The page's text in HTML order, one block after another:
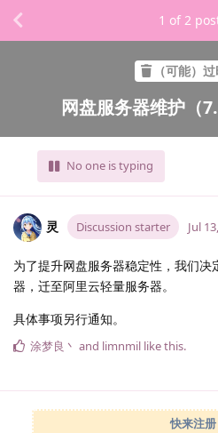
（可能）
网盘服务器维护（
No one is typing
1 of 2
灵 Discussion starter Jul
为了提升网盘服务器稳定性，我们
器，迁至阿里云轻量服务器。
具体事项另行通知。
涂梦良丶 and limnmil like this.
快来注册